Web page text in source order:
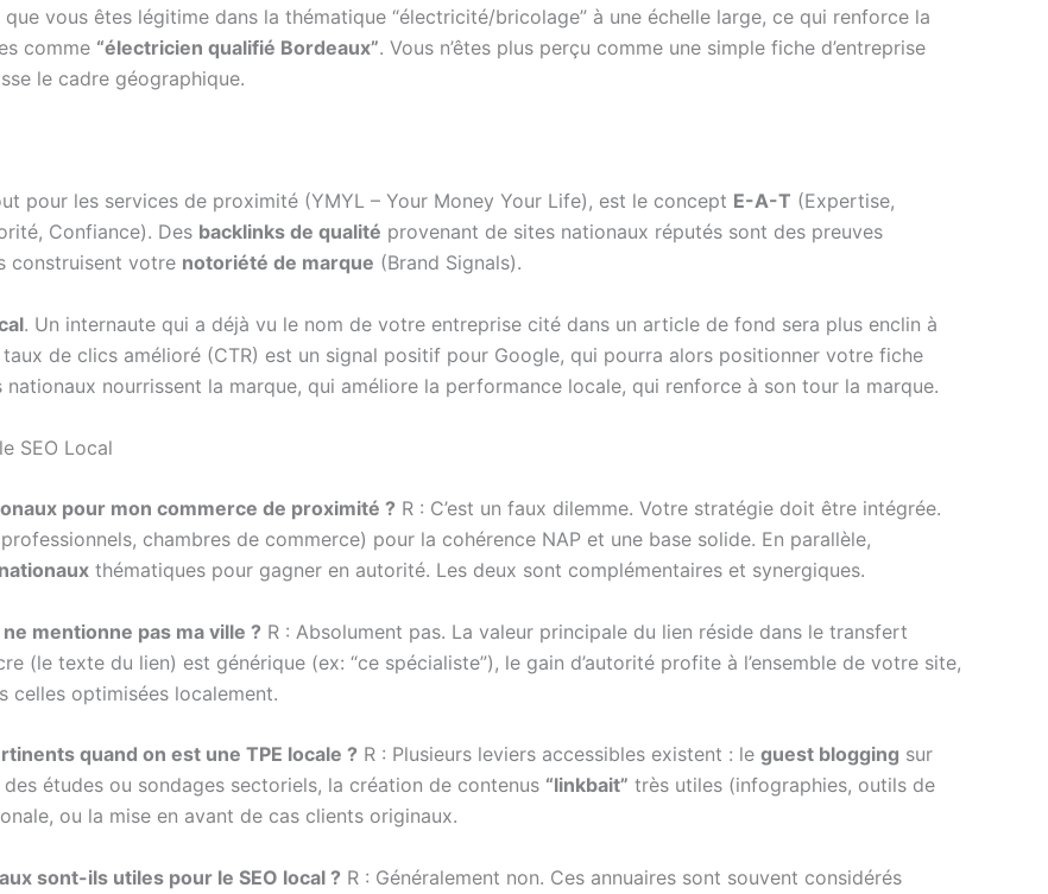
vous êtes légitime dans la thématique “électricité/bricolage” à une échelle large, ce qui renforce la
comme “électricien qualifié Bordeaux”. Vous n’êtes plus perçu comme une simple fiche d’entreprise
le cadre géographique.
pour les services de proximité (YMYL – Your Money Your Life), est le concept E-A-T (Expertise,
Confiance). Des backlinks de qualité provenant de sites nationaux réputés sont des preuves
construisent votre notoriété de marque (Brand Signals).
. Un internaute qui a déjà vu le nom de votre entreprise cité dans un article de fond sera plus enclin à
de clics amélioré (CTR) est un signal positif pour Google, qui pourra alors positionner votre fiche
nationaux nourrissent la marque, qui améliore la performance locale, qui renforce à son tour la marque.
SEO Local
pour mon commerce de proximité ? R : C’est un faux dilemme. Votre stratégie doit être intégrée.
chambres de commerce) pour la cohérence NAP et une base solide. En parallèle,
thématiques pour gagner en autorité. Les deux sont complémentaires et synergiques.
mentionne pas ma ville ? R : Absolument pas. La valeur principale du lien réside dans le transfert
(le texte du lien) est générique (ex: “ce spécialiste”), le gain d’autorité profite à l’ensemble de votre site,
celles optimisées localement.
quand on est une TPE locale ? R : Plusieurs leviers accessibles existent : le guest blogging sur
études ou sondages sectoriels, la création de contenus “linkbait” très utiles (infographies, outils de
ou la mise en avant de cas clients originaux.
sont-ils utiles pour le SEO local ? R : Généralement non. Ces annuaires sont souvent considérés